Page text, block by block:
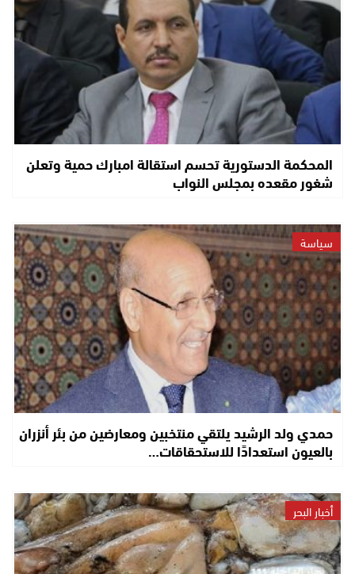
المحكمة الدستورية تحسم استقالة امبارك حمية وتعلن
شغور مقعده بمجلس النواب
سياسة
حمدي ولد الرشيد يلتقي منتخبين ومعارضين من بئر أنزران
بالعيون استعدادًا للاستحقاقات…
أخبار البحر